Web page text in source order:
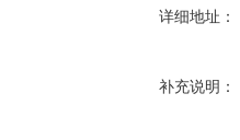
详细地址：
补充说明：